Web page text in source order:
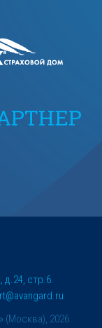
(Москва), 2026
д.24, стр.6.